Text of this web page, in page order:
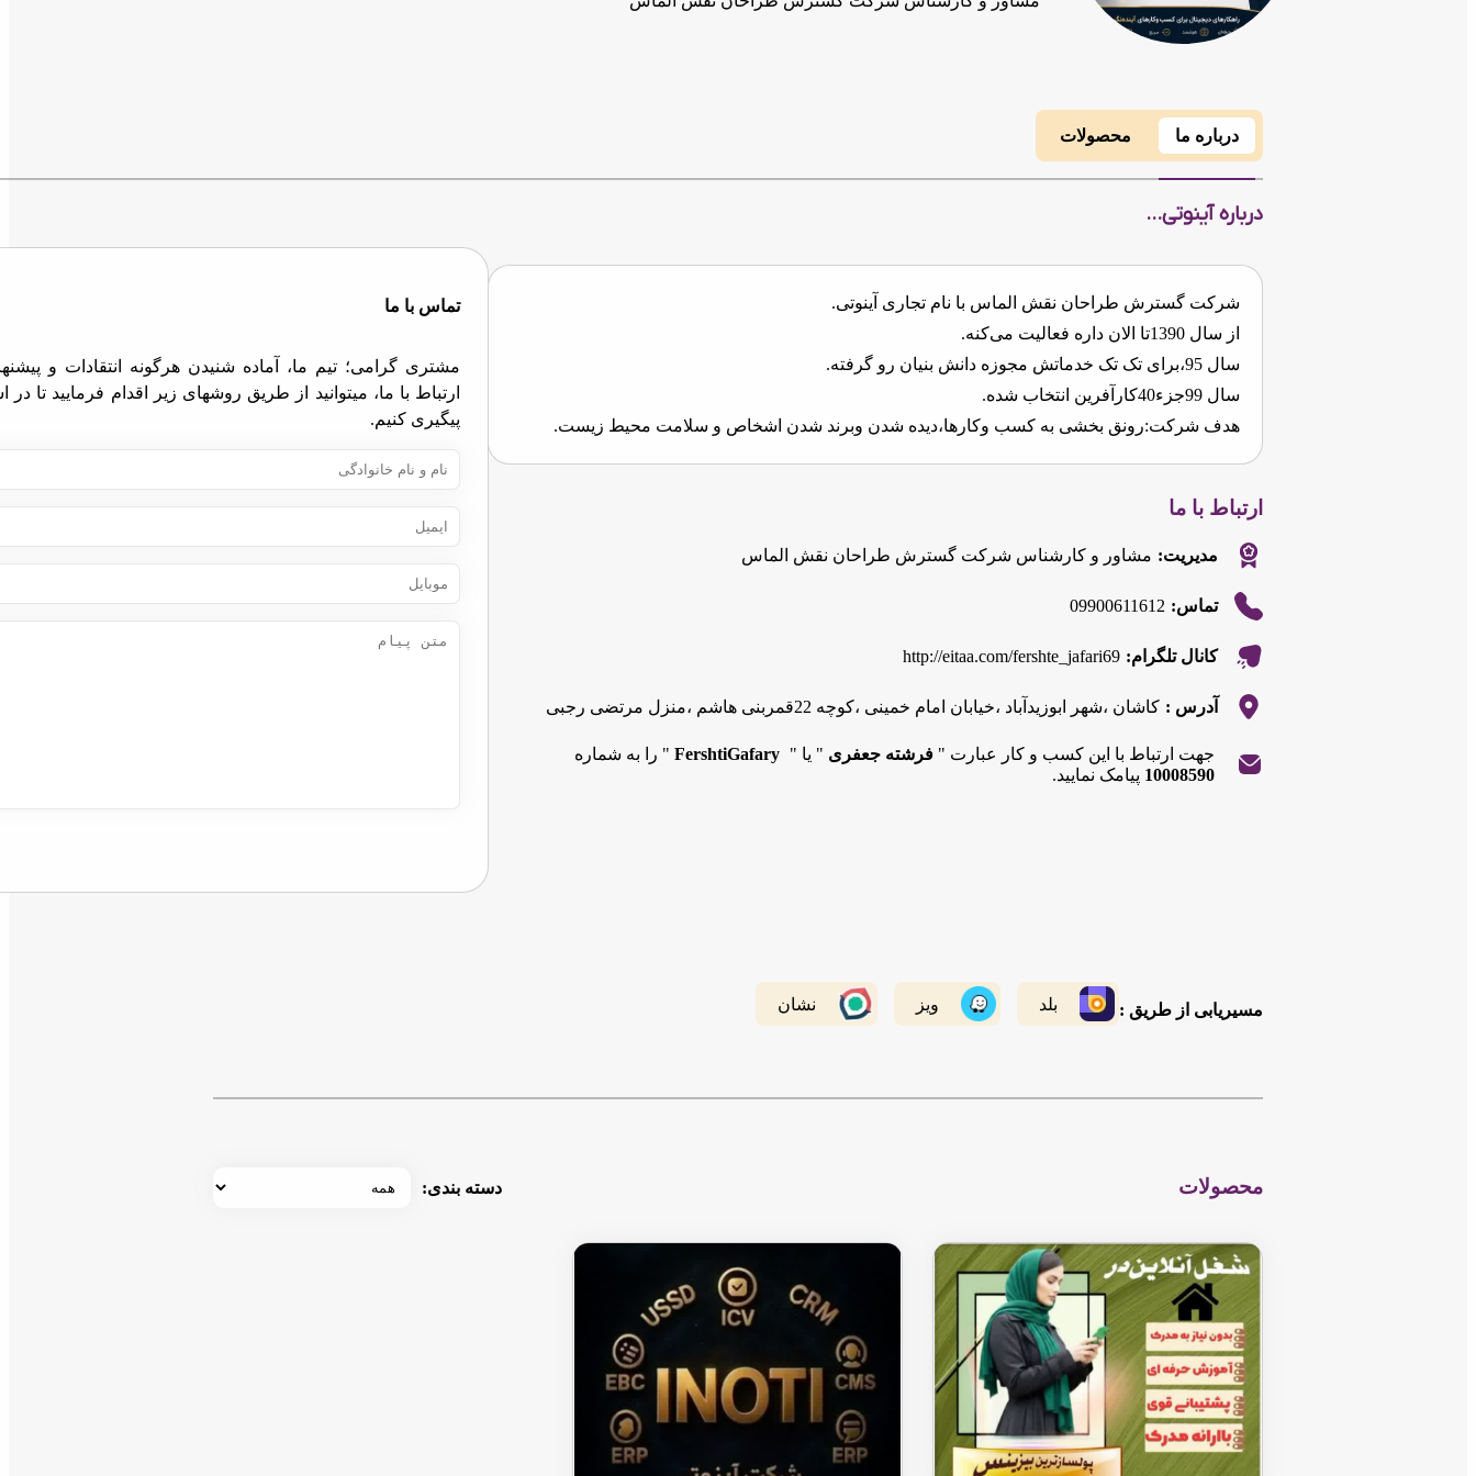
درباره ما محصولات
درباره آینوتی...
شرکت گسترش طراحان نقش الماس با نام تجاری آینوتی.
از سال 1390تا الان داره فعالیت می‌کنه.
سال 95،برای تک تک خدماتش مجوزه دانش بنیان رو گرفته.
سال 99جزء40کارآفرین انتخاب شده.
هدف شرکت:رونق بخشی به کسب وکارها،دیده شدن وبرند شدن اشخاص و سلامت محیط زیست.
ارتباط با ما
مدیریت: مشاور و کارشناس شرکت گسترش طراحان نقش الماس
تماس: 09900611612
کانال تلگرام: http://eitaa.com/fershte_jafari69
آدرس : کاشان ،شهر ابوزیدآباد ،خیابان امام خمینی ،کوچه 22قمربنی هاشم ،منزل مرتضی رجبی
جهت ارتباط با این کسب و کار عبارت " فرشته جعفری " یا " FershtiGafary" را به شماره
10008590 پیامک نمایید.
تماس با ما
مشتری گرامی؛ تیم ما، آماده شنیدن هرگونه انتقادات و
ارتباط با ما، میتوانید از طریق روشهای زیر اقدام فرمایید تا
پیگیری کنیم.
مسیریابی از طریق : بلد ویز نشان
محصولات دسته بندی: